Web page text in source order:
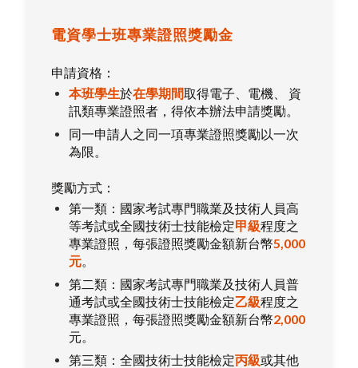
電資學士班專業證照獎勵金
申請資格：
本班學生於在學期間取得電子、電機、 資
訊類專業證照者，得依本辦法申請獎勵。
同一申請人之同一項專業證照獎勵以一次
為限。
獎勵方式：
第一類：國家考試專門職業及技術人員高
等考試或全國技術士技能檢定甲級程度之
專業證照，每張證照獎勵金額新台幣5,000
元。
第二類：國家考試專門職業及技術人員普
通考試或全國技術士技能檢定乙級程度之
專業證照，每張證照獎勵金額新台幣2,000
元。
第三類：全國技術士技能檢定丙級或其他